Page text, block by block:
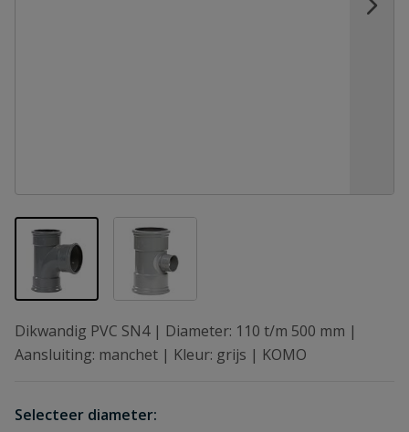
View larger imageView larger image
Dikwandig PVC SN4 | Diameter: 110 t/m 500 mm |
Aansluiting: manchet | Kleur: grijs | KOMO
Selecteer diameter: